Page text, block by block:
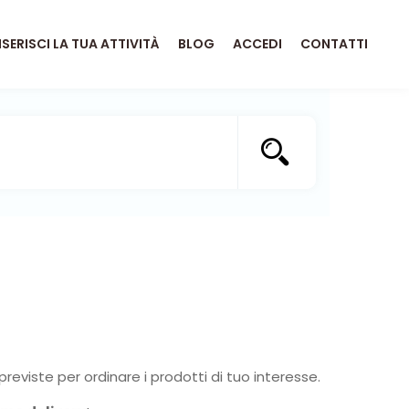
LA TUA ATTIVITÀ BLOG ACCEDI CONTATTI
per ordinare i prodotti di tuo interesse.